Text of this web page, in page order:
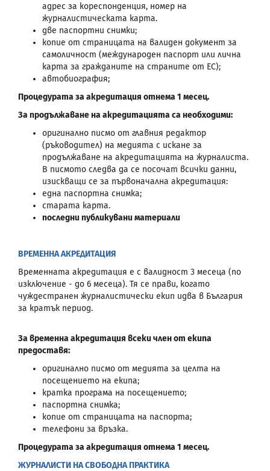
адрес за кореспонденция, номер на
журналистическата карта.
две паспортни снимки;
копие от страницата на валиден документ за
самоличност (международен паспорт или лична
карта за гражданите на страните от ЕС);
автобиография;
Процедурата за акредитация отнема 1 месец.
За продължаване на акредитацията са необходими:
оригинално писмо от главния редактор
(ръководител) на медията с искане за
продължаване на акредитацията на журналиста.
В писмото следва да се посочат всички данни,
изискващи се за първоначална акредитация:
една паспортна снимка;
старата карта.
последни публикувани материали
ВРЕМЕННА АКРЕДИТАЦИЯ
Временната акредитация е с валидност 3 месеца (по
изключение - до 6 месеца). Тя се прави, когато
чуждестранен журналистически екип идва в България
за кратък период.
За временна акредитация всеки член от екипа
предоставя:
оригинално писмо от медията за целта на
посещението на екипа;
кратка програма на посещението;
паспортна снимка;
копие от страницата на паспорта;
телефони за връзка.
Процедурата за акредитация отнема 1 месец.
ЖУРНАЛИСТИ НА СВОБОДНА ПРАКТИКА